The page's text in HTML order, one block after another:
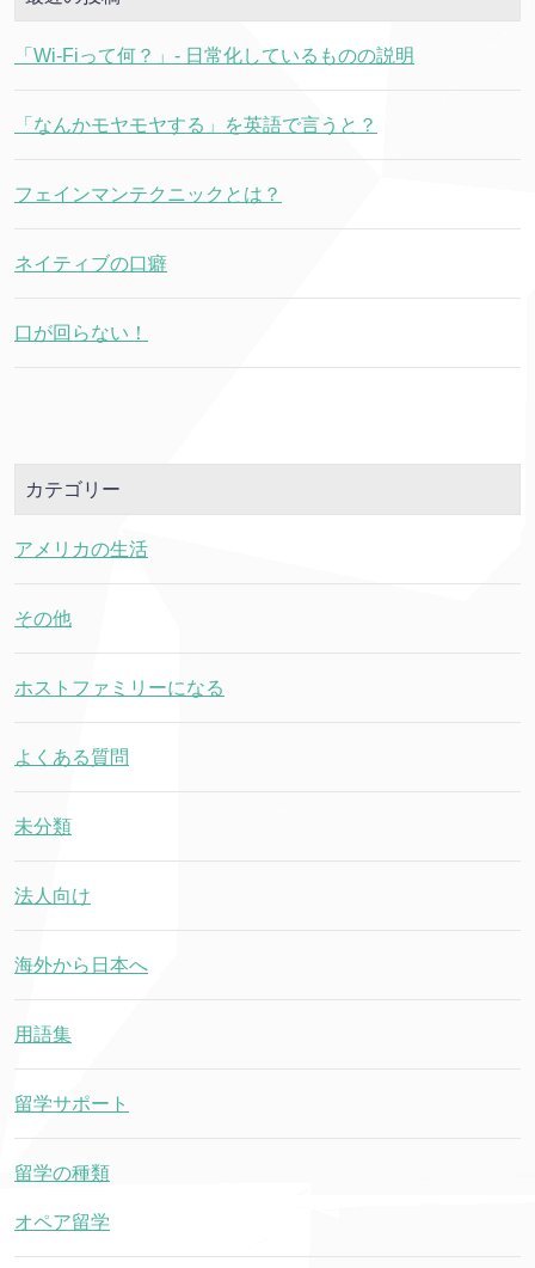
「Wi-Fiって何？」- 日常化しているものの説明
「なんかモヤモヤする」を英語で言うと？
フェインマンテクニックとは？
ネイティブの口癖
口が回らない！
カテゴリー
アメリカの生活
その他
ホストファミリーになる
よくある質問
未分類
法人向け
海外から日本へ
用語集
留学サポート
留学の種類
オペア留学